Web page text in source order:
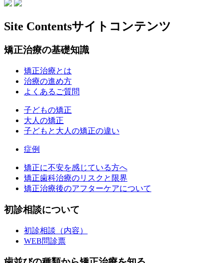
Site Contentsサイトコンテンツ
矯正治療の基礎知識
矯正治療とは
治療の進め方
よくあるご質問
子どもの矯正
大人の矯正
子どもと大人の矯正の違い
症例
矯正に不安を感じている方へ
矯正歯科治療のリスクと限界
矯正治療後のアフターケアについて
初診相談について
初診相談（内容）
WEB問診票